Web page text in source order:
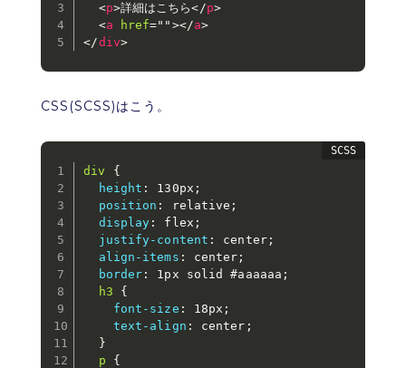
<p>詳細はこちら</p>
<a href=" " ></a>
</div>
CSS(SCSS)はこう。
div {
height : 130px ;
position : relative ;
display : flex ;
justify-content : center;
align-items : center ;
border : 1px solid #aaaaaa ;
h3 {
font-size : 18px ;
text-align : center ;
}
p {